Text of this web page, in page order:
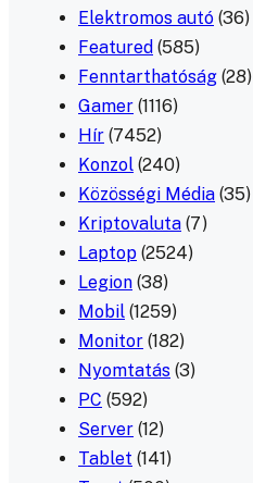
Elektromos autó (36)
Featured (585)
Fenntarthatóság (28)
Gamer (1116)
Hír (7452)
Konzol (240)
Közösségi Média (35)
Kriptovaluta (7)
Laptop (2524)
Legion (38)
Mobil (1259)
Monitor (182)
Nyomtatás (3)
PC (592)
Server (12)
Tablet (141)